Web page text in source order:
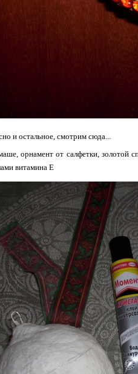
и остальное, смотрим сюда...
орнамент от салфетки, золотой
витамина Е